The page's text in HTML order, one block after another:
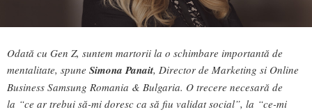
Odată cu Gen Z, suntem martorii la o schimbare importantă de
mentalitate, spune Simona Panait, Director de Marketing si Online
Business Samsung Romania & Bulgaria. O trecere necesară de
la “ce ar trebui să-mi doresc ca să fiu validat social”, la “ce-mi